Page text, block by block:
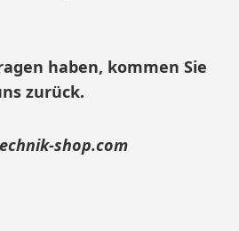
haben, kommen Sie
zurück.
shop.com